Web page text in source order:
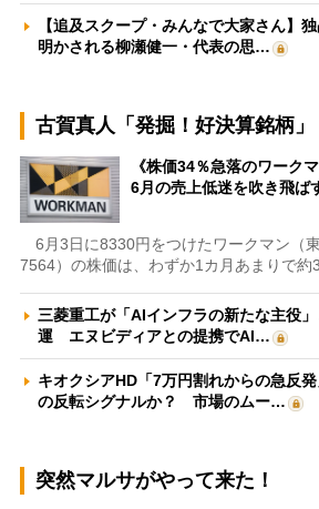
【追及スクープ・みんなで大家さん】
明かされる柳瀬健一・代表の思…
古賀真人「発掘！好決算銘柄」
《株価34％急落のワーク
6月の売上低迷を吹き飛
6月3日に8330円をつけたワークマン（
7564）の株価は、わずか1カ月あまりで約
三菱重工が「AIインフラの新たな主役
運 エヌビディアとの提携でAI…
キオクシアHD「7万円割れからの急反
の反転シグナルか？ 市場のムー…
突然マルサがやって来た！